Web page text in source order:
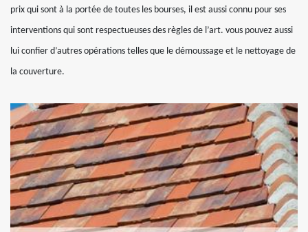
prix qui sont à la portée de toutes les bourses, il est aussi connu pour ses
interventions qui sont respectueuses des règles de l’art. vous pouvez aussi
lui confier d’autres opérations telles que le démoussage et le nettoyage de
la couverture.